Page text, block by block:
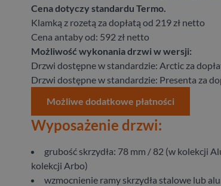
Cena dotyczy standardu Termo.
Klamką z rozetą za dopłatą od 219 zł netto
Cena antaby od: 592 zł netto
Możliwość wykonania drzwi w wersji:
Drzwi dostępne w standardzie: Arctic za
Drzwi dostępne w standardzie: Presenta za
Możliwe dodatkowe płatności
Wyposażenie drzwi:
grubość skrzydła: 78 mm / 82 (w kolekcji
kolekcji Arbo)
wzmocnienie ramy skrzydła stalowe lub